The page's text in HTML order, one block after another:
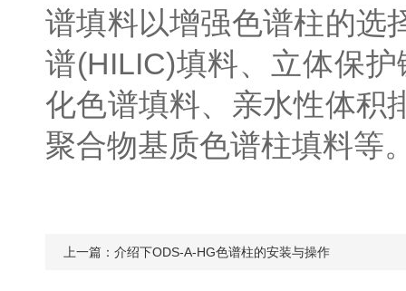
谱填料以增强色谱柱的选
谱(HILIC)填料、立体保
化色谱填料、亲水性体积
聚合物基质色谱柱填料等
上一篇： 介绍下ODS-A-HG色谱柱的安装与操作